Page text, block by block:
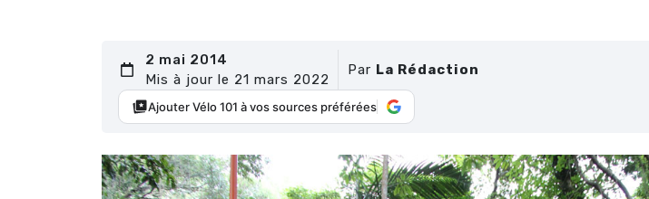
2 mai 2014
Mis à jour le 21 mars 2022
Par La Rédaction
Ajouter Vélo 101 à vos sources préférées